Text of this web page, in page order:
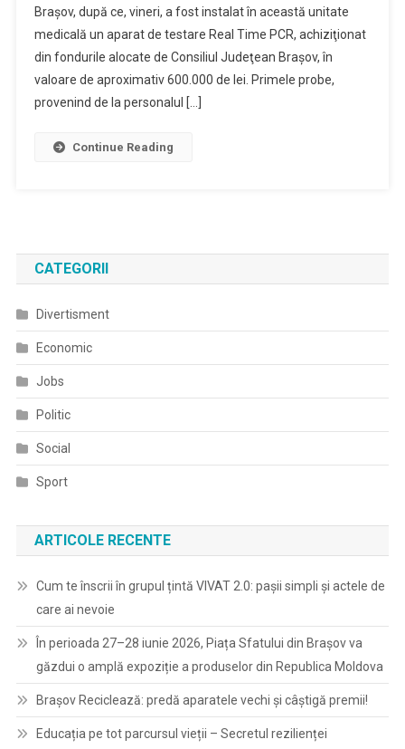
Realizate
Cu
Aparat
Real
Braşov, după ce, vineri, a fost instalat în această unitate
medicală un aparat de testare Real Time PCR, achiziţionat
din fondurile alocate de Consiliul Judeţean Braşov, în
valoare de aproximativ 600.000 de lei. Primele probe,
provenind de la personalul […]
Continue Reading
CATEGORII
Divertisment
Economic
Jobs
Politic
Social
Sport
ARTICOLE RECENTE
Cum te înscrii în grupul țintă VIVAT 2.0: pașii simpli și actele de
care ai nevoie
În perioada 27–28 iunie 2026, Piața Sfatului din Brașov va
găzdui o amplă expoziție a produselor din Republica Moldova
Brașov Reciclează: predă aparatele vechi și câștigă premii!
Educația pe tot parcursul vieții – Secretul rezilienței